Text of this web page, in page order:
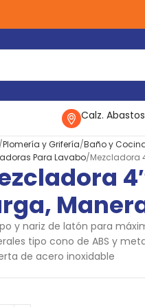
Calz.
Plomería y Grifería Baño y
Para Lavabo Mezcladora
y nariz de latón para
tipo cono de ABS y
de acero inoxidable